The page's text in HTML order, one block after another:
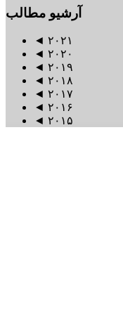
آرشیو مطالب
◄ ۲۰۲۱
◄ ۲۰۲۰
◄ ۲۰۱۹
◄ ۲۰۱۸
◄ ۲۰۱۷
◄ ۲۰۱۶
◄ ۲۰۱۵